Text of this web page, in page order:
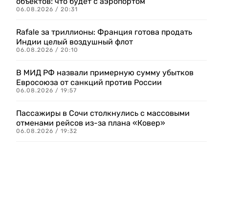
06.08.2026 / 20:31
Rafale за триллионы: Франция готова продать
Индии целый воздушный флот
06.08.2026 / 20:10
В МИД РФ назвали примерную сумму убытков
Евросоюза от санкций против России
06.08.2026 / 19:57
Пассажиры в Сочи столкнулись с массовыми
отменами рейсов из-за плана «Ковер»
06.08.2026 / 19:32